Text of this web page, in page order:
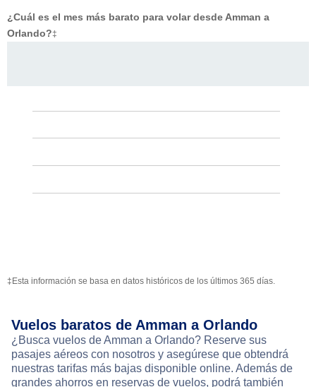
¿Cuál es el mes más barato para volar desde Amman a
Orlando?‡
‡Esta información se basa en datos históricos de los últimos 365 días.
Vuelos baratos de Amman a Orlando
¿Busca vuelos de Amman a Orlando? Reserve sus
pasajes aéreos con nosotros y asegúrese que obtendrá
nuestras tarifas más bajas disponible online. Además de
grandes ahorros en reservas de vuelos, podrá también